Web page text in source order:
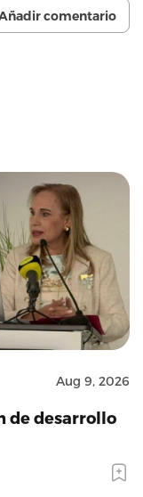
comentario
Aug 9, 2026
de desarrollo